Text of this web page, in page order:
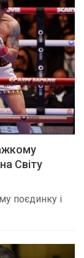
Світу
поєдинку і